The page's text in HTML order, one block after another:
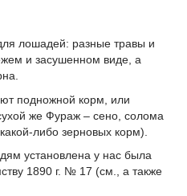
лошадей: разные травы и
и засушенном виде, а
подножной корм, или
же Фураж – сено, солома
либо зерновых корм).
установлена у нас была
1890 г. № 17 (см., а также